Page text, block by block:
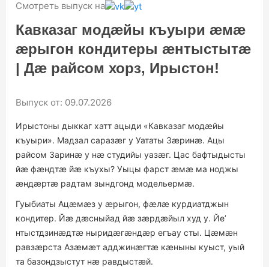
Смотреть выпуск на
Кавказаг модæйы къуыри æмæ
æрыгон кондитеры æнтыстытæ
| Дæ райсом хорз, Ирыстон!
Выпуск от: 09.07.2026
Ирыстоны дыккаг хатт ацыди «Кавказаг модæйы
къуыри». Мадзал саразæг у Уататы Зæринæ. Ацы
райсом Заринӕ у нӕ студийы уазӕг. Цас бафтыдысты
йӕ фӕндтӕ йӕ къухы? Уыцы фарст ӕмӕ ма ноджы
ӕндӕртӕ радтам зындгонд модельермӕ.
Гуыбиаты Ацæмæз у ӕрыгон, фӕлӕ курдиатджын
кондитер. Йӕ дӕсныйад йӕ зӕрдӕйыл худ у. Йе’
нтыстдзинӕдтӕ ныридӕгӕндӕр егъау сты. Цӕмӕн
равзӕрста Азӕмӕт адджинӕгтӕ кӕныны куыст, уый
та базондзыстут нӕ равдыстӕй.